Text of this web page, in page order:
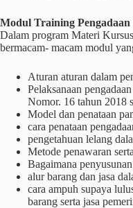
Modul Training Pengadaan
Dalam program Materi
bermacam- macam modul
Aturan aturan dalam
Pelaksanaan
Nomor. 16 tahun 2018
Model dan penataan
cara penataan
pengetahuan lelang
Metode penawaran
Bagaimana
alur barang dan jasa
cara ampuh supaya
barang serta jasa